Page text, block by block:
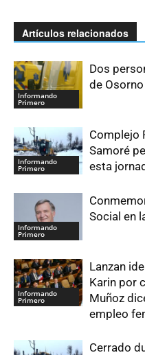
Artículos relacionados
Informando
Primero
Dos
de Osorno
Informando
Primero
Complejo
Samoré
esta
Informando
Primero
Social en
Informando
Primero
Lanzan
Karin por
Muñoz
empleo
Cerrado